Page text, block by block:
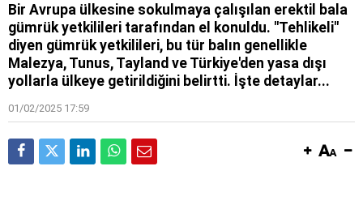
Bir Avrupa ülkesine sokulmaya çalışılan erektil bala
gümrük yetkilileri tarafından el konuldu. "Tehlikeli"
diyen gümrük yetkilileri, bu tür balın genellikle
Malezya, Tunus, Tayland ve Türkiye'den yasa dışı
yollarla ülkeye getirildiğini belirtti. İşte detaylar...
01/02/2025 17:59